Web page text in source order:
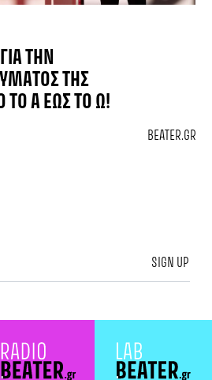
ΤΗΝ
ΤΗΣ
Α ΈΩΣ ΤΟ Ω!
BEATER.GR
SIGN UP